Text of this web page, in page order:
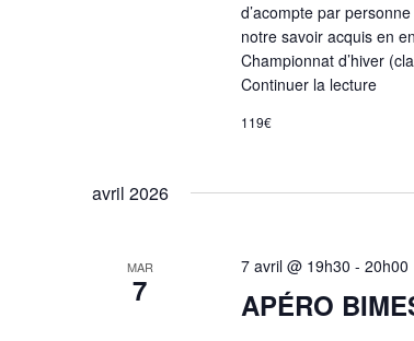
d’acompte par
notre savoir acquis en
Championnat d’hiver
Continuer la lecture
119€
avril 2026
MAR
7 APÉRO
7 avril @ 19h30 - 20h00